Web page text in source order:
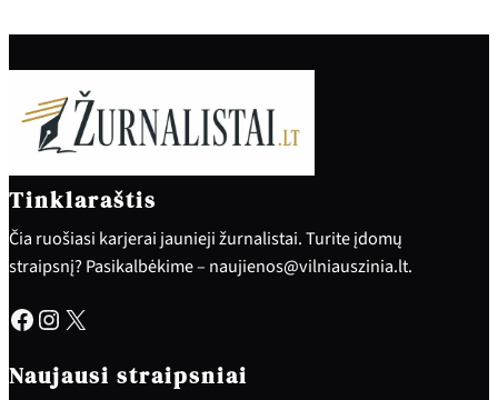
Tinklaraštis
Čia ruošiasi karjerai jaunieji žurnalistai. Turite įdomų
straipsnį? Pasikalbėkime – naujienos@vilniauszinia.lt.
Facebook Instagram X
Naujausi straipsniai